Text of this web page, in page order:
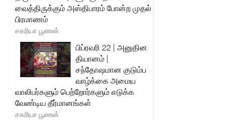
வைத்திருக்கும் அஸ்திபாரம் போன்ற முதல்
பிரமாணம்
சகரியா பூணன்
பிப்ரவரி 22 | அனுதின
தியானம் |
சந்தோஷமான குடும்ப
வாழ்க்கை அமைய
வாலிபர்களும் பெற்றோர்களும் எடுக்க
வேண்டிய தீர்மானங்கள்
சகரியா பூணன்